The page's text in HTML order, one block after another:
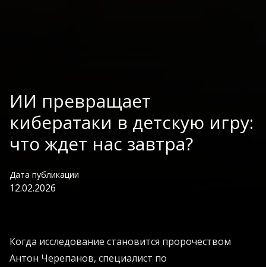
ИИ превращает
кибератаки в детскую игру:
что ждет нас завтра?
Дата публикации
12.02.2026
Когда исследование становится пророчеством
Антон Черепанов, специалист по